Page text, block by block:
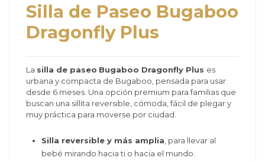
Silla de Paseo Bugaboo
Dragonfly Plus
La silla de paseo Bugaboo Dragonfly Plus es
urbana y compacta de Bugaboo, pensada para usar
desde 6 meses. Una opción premium para familias que
buscan una sillita reversible, cómoda, fácil de plegar y
muy práctica para moverse por ciudad.
Silla reversible y más amplia , para llevar al
bebé mirando hacia ti o hacia el mundo.